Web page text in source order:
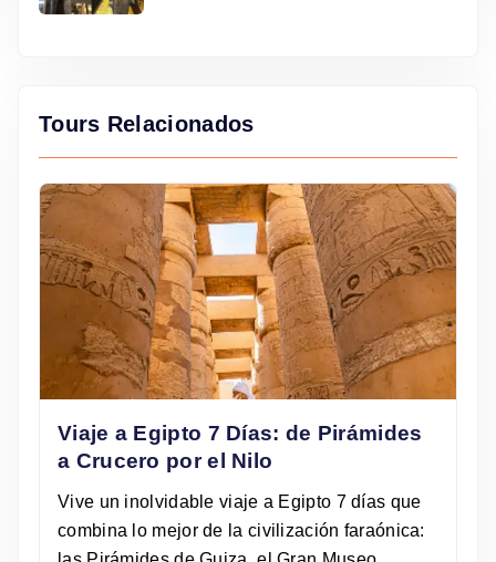
Tours Relacionados
Viaje a Egipto 7 Días: de Pirámides
a Crucero por el Nilo
Vive un inolvidable viaje a Egipto 7 días que
combina lo mejor de la civilización faraónica: